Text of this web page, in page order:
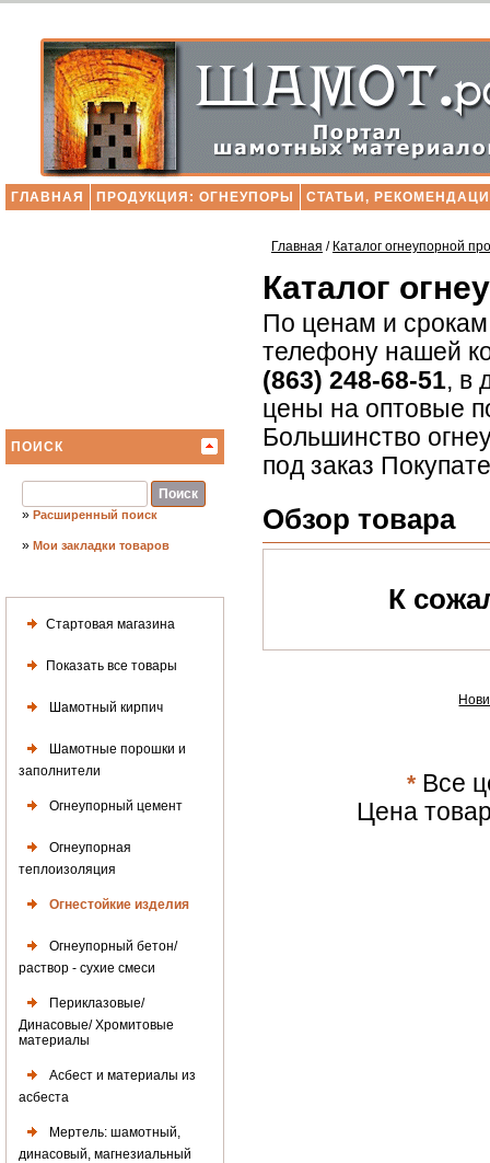
ГЛАВНАЯ ПРОДУКЦИЯ: ОГНЕУПОРЫ СТАТЬИ,
ПОИСК
» Расширенный поиск
» Мои закладки товаров
Стартовая магазина
Показать все товары
Шамотный кирпич
Шамотные порошки и
заполнители
Огнеупорный цемент
Огнеупорная
теплоизоляция
Огнестойкие изделия
Огнеупорный бетон/
раствор - сухие смеси
Периклазовые/
Динасовые/ Хромитовые
материалы
Асбест и материалы из
асбеста
Мертель: шамотный,
динасовый, магнезиальный
Главная / Каталог огнеупорной
Каталог
По ценам и срокам
телефону нашей
(863) 248-68-51, в
цены на оптовые
Большинство
под заказ
Обзор товара
К
* Все
Цена